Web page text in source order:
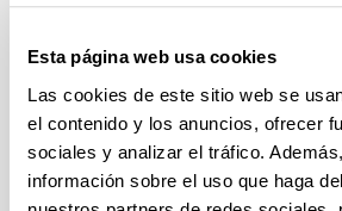
Esta página web usa cookies
Las cookies de este sitio web se
el contenido y los anuncios, ofrecer
sociales y analizar el tráfico.
información sobre el uso que haga
HASTA EL 14/08/2026
Ayudas para financiación de la
infraestructura científica y fondos
UPV/EHU 2026
Trámite abierto
25/03/2026: Corrección de errores del
solicitudes admitidas y excluidas. 23/03/